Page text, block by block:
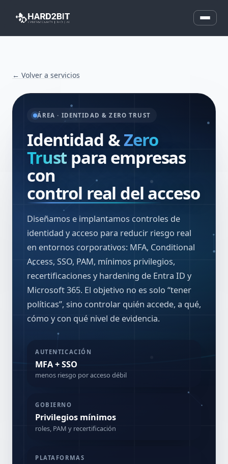
← Volver a servicios
ÁREA · IDENTIDAD & ZERO TRUST
Identidad &Zero
Trust para empresas
con
control real del acceso
Diseñamos e implantamos controles de
identidad y acceso para reducir riesgo real
en entornos corporativos: MFA, Conditional
Access, SSO, PAM, mínimos privilegios,
recertificaciones y hardening de Entra ID y
Microsoft 365. El objetivo no es solo “tener
políticas”, sino controlar quién accede, a qué,
cómo y con qué nivel de evidencia.
AUTENTICACIÓN
MFA + SSO
menos riesgo por acceso débil
GOBIERNO
Privilegios mínimos
roles, PAM y recertificación
PLATAFORMAS